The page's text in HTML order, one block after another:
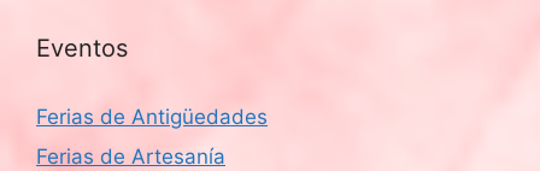
Eventos
Ferias de Antigüedades
Ferias de Artesanía